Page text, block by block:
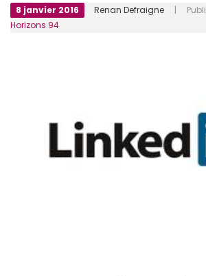
8 janvier 2016 Renan Defraigne |
Horizons 94